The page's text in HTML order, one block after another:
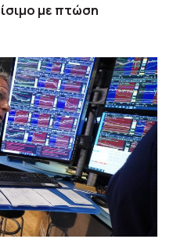
με πτώση